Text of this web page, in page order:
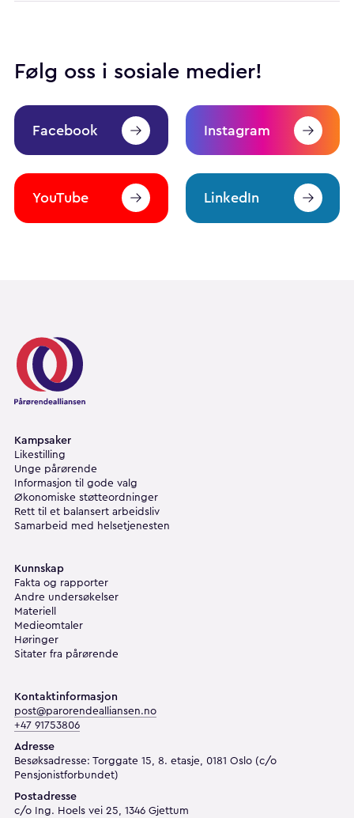
Følg oss i sosiale medier!
Facebook Instagram
YouTube LinkedIn
Pårørendealliansen
Kampsaker
Likestilling
Unge pårørende
Informasjon til gode valg
Økonomiske støtteordninger
Rett til et balansert arbeidsliv
Samarbeid med helsetjenesten
Kunnskap
Fakta og rapporter
Andre undersøkelser
Materiell
Medieomtaler
Høringer
Sitater fra pårørende
Kontaktinformasjon
post@parorendealliansen.no
+47 91753806
Adresse
Besøksadresse: Torggate 15, 8. etasje, 0181 Oslo (c/o
Pensjonistforbundet)
Postadresse
c/o Ing. Hoels vei 25, 1346 Gjettum